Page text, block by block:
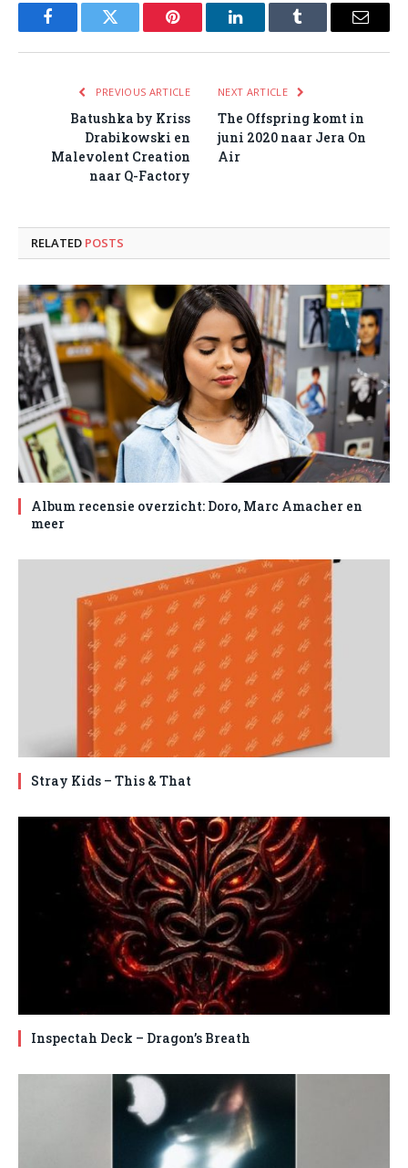
FacebookTwitter Pinterest LinkedInTumblr Email
PREVIOUS ARTICLE
Batushka by Kriss
Drabikowski en
Malevolent Creation
naar Q-Factory
NEXT ARTICLE
The Offspring komt in
juni 2020 naar Jera On
Air
RELATED POSTS
Album recensie overzicht: Doro, Marc Amacher en
meer
Stray Kids – This & That
Inspectah Deck – Dragon’s Breath